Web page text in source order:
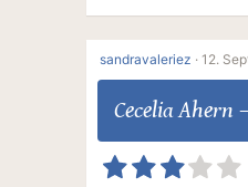
sandravaleriez · 12.
Cecelia Ahern